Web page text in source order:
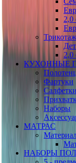
2,0
Трикотаж
2,0
КУХОННЫЕ
Фартуки
Салфетки
Наборы
МАТРАС
НАБОРЫ